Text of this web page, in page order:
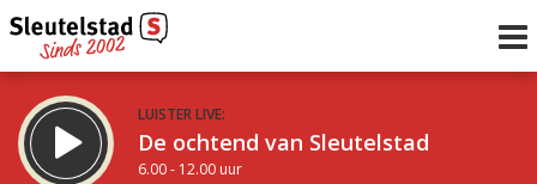
LUISTER LIVE:
De ochtend van Sleutelstad
6.00 - 12.00 uur